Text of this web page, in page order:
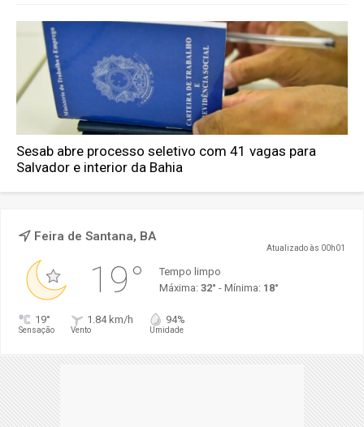
Sesab abre processo seletivo com 41 vagas para
Salvador e interior da Bahia
Feira de Santana, BA
Atualizado às 00h01
19°
Tempo limpo
Máxima: 32° - Mínima: 18°
19°
Sensação
1.84 km/h
Vento
94%
Umidade